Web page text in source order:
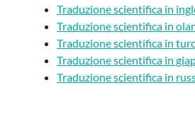
Traduzione scientifica in
Traduzione scientifica in
Traduzione scientifica in
Traduzione scientifica in
Traduzione scientifica in